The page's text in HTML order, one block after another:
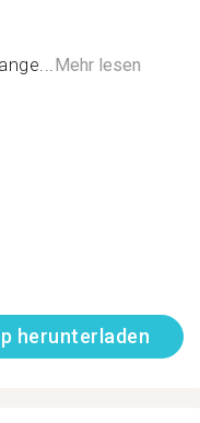
Mehr lesen
herunterladen